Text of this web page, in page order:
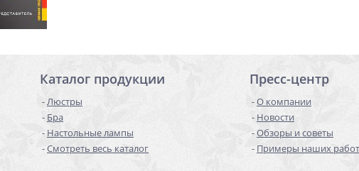
Каталог продукции
Люстры
Бра
Настольные лампы
Смотреть весь каталог
Пресс-центр
О компании
Новости
Обзоры и советы
Примеры наших работ